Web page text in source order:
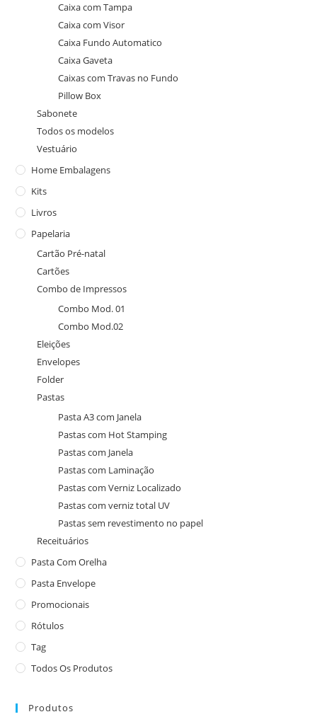
Caixa com Tampa
Caixa com Visor
Caixa Fundo Automatico
Caixa Gaveta
Caixas com Travas no Fundo
Pillow Box
Sabonete
Todos os modelos
Vestuário
Home Embalagens
Kits
Livros
Papelaria
Cartão Pré-natal
Cartões
Combo de Impressos
Combo Mod. 01
Combo Mod.02
Eleições
Envelopes
Folder
Pastas
Pasta A3 com Janela
Pastas com Hot Stamping
Pastas com Janela
Pastas com Laminação
Pastas com Verniz Localizado
Pastas com verniz total UV
Pastas sem revestimento no papel
Receituários
Pasta Com Orelha
Pasta Envelope
Promocionais
Rótulos
Tag
Todos Os Produtos
Produtos